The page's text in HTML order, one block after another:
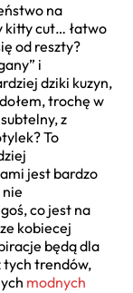
na
kitty cut… łatwo
od reszty?
i
dziki kuzyn,
trochę w
z
To
jest bardzo
co jest na
kobiecej
będą dla
tych trendów,
modnych